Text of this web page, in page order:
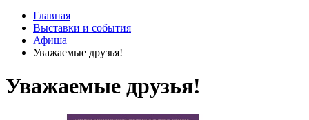
Главная
Выставки и события
Афиша
Уважаемые друзья!
Уважаемые друзья!